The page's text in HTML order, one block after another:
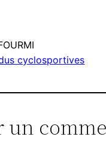
cyclosportives
un